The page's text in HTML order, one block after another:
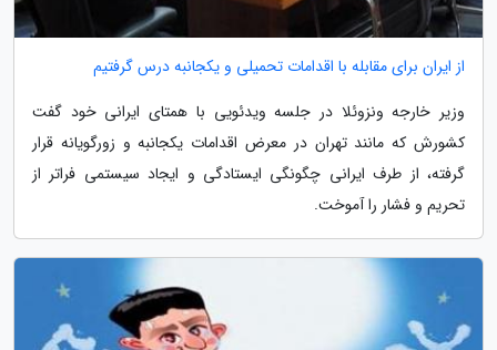
از ایران برای مقابله با اقدامات تحمیلی و یکجانبه درس گرفتیم
وزیر خارجه ونزوئلا در جلسه ویدئویی با همتای ایرانی خود گفت
کشورش که مانند تهران در معرض اقدامات یکجانبه و زورگویانه قرار
گرفته، از طرف ایرانی چگونگی ایستادگی و ایجاد سیستمی فراتر از
تحریم و فشار را آموخت.